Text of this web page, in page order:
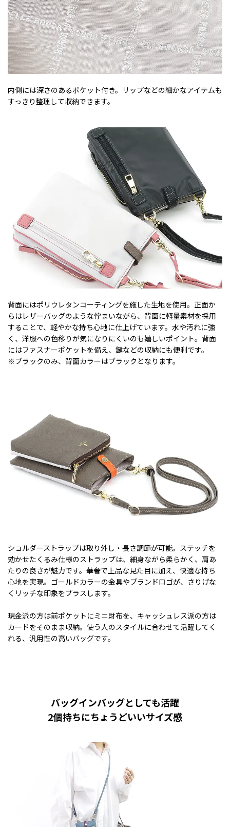
内側には深さのあるポケット付き。リップなどの細かなアイテムも
すっきり整理して収納できます。
背面にはポリウレタンコーティングを施した生地を使用。正面か
らはレザーバッグのような佇まいながら、背面に軽量素材を採用
することで、軽やかな持ち心地に仕上げています。水や汚れに強
く、洋服への色移りが気になりにくいのも嬉しいポイント。背面
にはファスナーポケットを備え、鍵などの収納にも便利です。
※ブラックのみ、背面カラーはブラックとなります。
ショルダーストラップは取り外し・長さ調節が可能。ステッチを
効かせたくるみ仕様のストラップは、細身ながら柔らかく、肩あ
たりの良さが魅力です。華奢で上品な見た目に加え、快適な持ち
心地を実現。ゴールドカラーの金具やブランドロゴが、さりげな
くリッチな印象をプラスします。
現金派の方は前ポケットにミニ財布を、キャッシュレス派の方は
カードをそのまま収納。使う人のスタイルに合わせて活躍してく
れる、汎用性の高いバッグです。
バッグインバッグとしても活躍
2個持ちにちょうどいいサイズ感